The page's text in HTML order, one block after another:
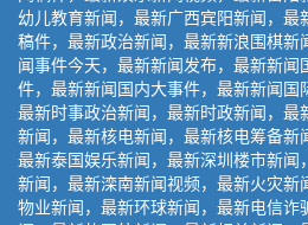
幼儿教育新闻，最新广西宾阳新闻，
稿件，最新政治新闻，最新新浪围棋
闻事件今天，最新新闻发布，最新新
件，最新新闻国内大事件，最新新闻国
最新时事政治新闻，最新时政新闻，
新闻，最新核电新闻，最新核电筹备新
最新泰国娱乐新闻，最新深圳楼市新
新闻，最新滦南新闻视频，最新火灾
物业新闻，最新环球新闻，最新电信诈